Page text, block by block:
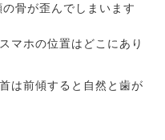
骨が歪んでしまいます
マホの位置はどこにあり
は前傾すると自然と歯が